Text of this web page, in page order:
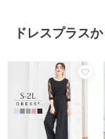
ドレスプラス